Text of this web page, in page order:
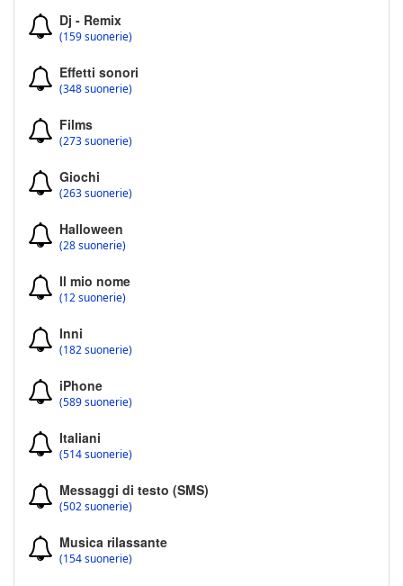
Dj - Remix
(159 suonerie)
Effetti sonori
(348 suonerie)
Films
(273 suonerie)
Giochi
(263 suonerie)
Halloween
(28 suonerie)
Il mio nome
(12 suonerie)
Inni
(182 suonerie)
iPhone
(589 suonerie)
Italiani
(514 suonerie)
Messaggi di testo (SMS)
(502 suonerie)
Musica rilassante
(154 suonerie)